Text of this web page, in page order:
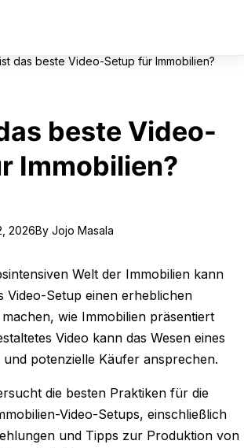
das beste Video-Setup für Immobilien?
beste Video-
Immobilien?
2026By Jojo Masala
Welt der Immobilien kann
Video-Setup einen erheblichen
wie Immobilien präsentiert
Video kann das Wesen eines
und potenzielle Käufer ansprechen.
die besten Praktiken für die
Video-Setups, einschließlich
und Tipps zur Produktion von